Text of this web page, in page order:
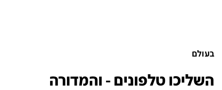
בעולם
השליכו טלפונים - והמדורה